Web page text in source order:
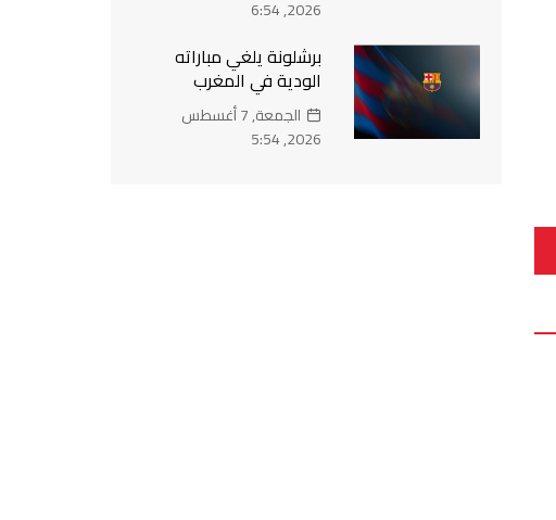
2026, 6:54
برشلونة يلغي مباراته
الودية في المغرب
الجمعة, 7 أغسطس
2026, 5:54